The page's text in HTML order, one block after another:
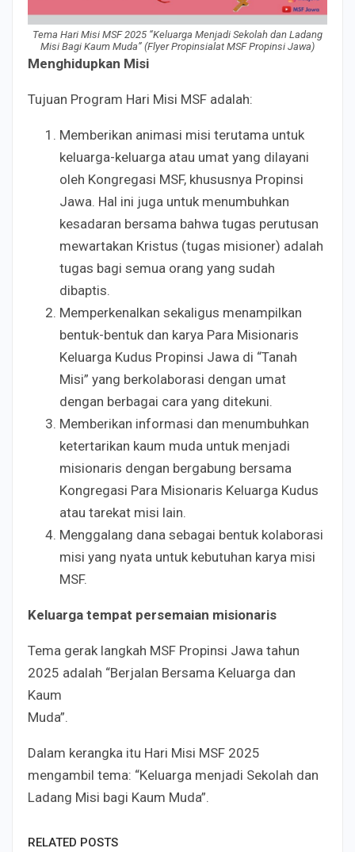
Tema Hari Misi MSF 2025 “Keluarga Menjadi Sekolah dan Ladang
Misi Bagi Kaum Muda” (Flyer Propinsialat MSF Propinsi Jawa)
Menghidupkan Misi
Tujuan Program Hari Misi MSF adalah:
Memberikan animasi misi terutama untuk
keluarga-keluarga atau umat yang dilayani
oleh Kongregasi MSF, khususnya Propinsi
Jawa. Hal ini juga untuk menumbuhkan
kesadaran bersama bahwa tugas perutusan
mewartakan Kristus (tugas misioner) adalah
tugas bagi semua orang yang sudah
dibaptis.
Memperkenalkan sekaligus menampilkan
bentuk-bentuk dan karya Para Misionaris
Keluarga Kudus Propinsi Jawa di “Tanah
Misi” yang berkolaborasi dengan umat
dengan berbagai cara yang ditekuni.
Memberikan informasi dan menumbuhkan
ketertarikan kaum muda untuk menjadi
misionaris dengan bergabung bersama
Kongregasi Para Misionaris Keluarga Kudus
atau tarekat misi lain.
Menggalang dana sebagai bentuk kolaborasi
misi yang nyata untuk kebutuhan karya misi
MSF.
Keluarga tempat persemaian misionaris
Tema gerak langkah MSF Propinsi Jawa tahun
2025 adalah “Berjalan Bersama Keluarga dan
Kaum
Muda”.
Dalam kerangka itu Hari Misi MSF 2025
mengambil tema: “Keluarga menjadi Sekolah dan
Ladang Misi bagi Kaum Muda”.
RELATED POSTS